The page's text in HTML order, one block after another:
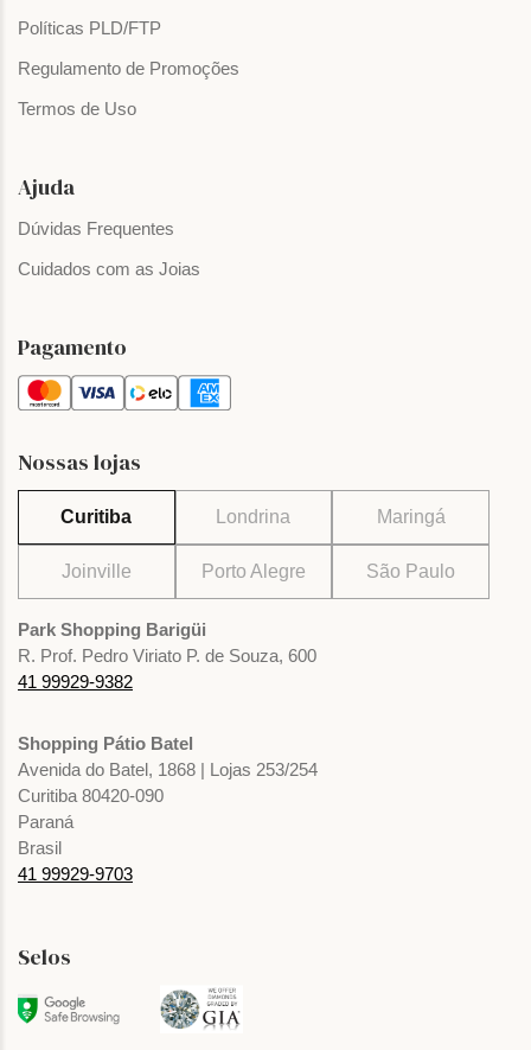
Políticas PLD/FTP
Regulamento de Promoções
Termos de Uso
Ajuda
Dúvidas Frequentes
Cuidados com as Joias
Pagamento
Nossas lojas
Curitiba Londrina Maringá
Joinville Porto Alegre São Paulo
Park Shopping Barigüi
R. Prof. Pedro Viriato P. de Souza, 600
41 99929-9382
Shopping Pátio Batel
Avenida do Batel, 1868 | Lojas 253/254
Curitiba 80420-090
Paraná
Brasil
41 99929-9703
Selos